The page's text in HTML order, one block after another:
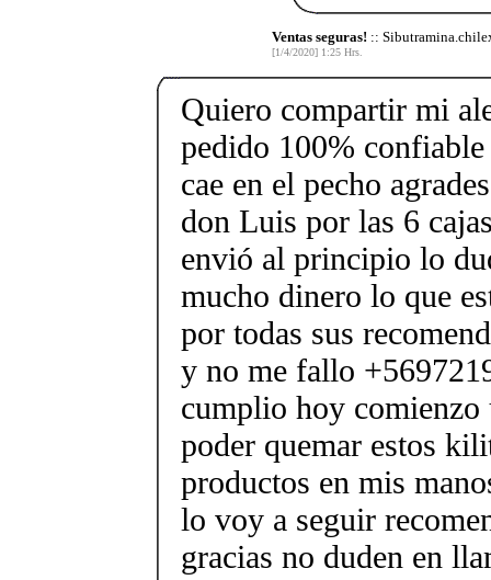
Ventas seguras! ::
[1/4/2020] 1:25 Hrs.
Quiero compartir mi
pedido 100%
cae en el pecho
don Luis por las 6
envió al principio lo
mucho dinero lo que
por todas sus
y no me fallo
cumplio hoy comienzo
poder quemar estos
productos en mis
lo voy a seguir
gracias no duden en